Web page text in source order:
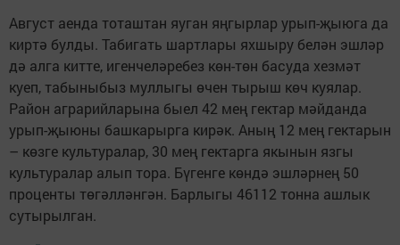
Август аенда тоташтан яуган яңгырлар урып-җыюга да
киртә булды. Табигать шартлары яхшыру белән эшләр
дә алга китте, игенчеләребез көн-төн басуда хезмәт
куеп, табыныбыз муллыгы өчен тырыш көч куялар.
Район аграрийларына быел 42 мең гектар мәйданда
урып-җыюны башкарырга кирәк. Аның 12 мең гектарын
– көзге культуралар, 30 мең гектарга якынын язгы
культуралар алып тора. Бүгенге көндә эшләрнең 50
проценты төгәлләнгән. Барлыгы 46112 тонна ашлык
сутырылган.